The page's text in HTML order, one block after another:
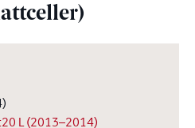
L (2013–2014)